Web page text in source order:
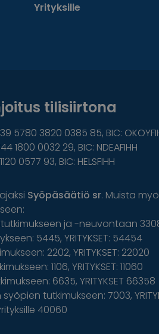
Yrityksille
tilisiirtona
5780 3820 0385 85, BIC:
1800 0032 29, BIC: NDEAFIHH
0577 93, BIC: HELSFIHH
Syöpäsäätiö sr. Muista
ja -neuvontaan 3308,
5445, YRITYKSET: 54454
2202, YRITYKSET: 22020
1106, YRITYKSET: 11060
6635, YRITYKSET 66358
tutkimukseen: 7003,
40060